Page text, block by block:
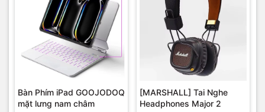
Bàn Phím iPad GOOJODOQ
mặt lưng nam châm
[MARSHALL] Tai Nghe
Headphones Major 2